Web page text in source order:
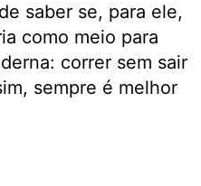
saber se, para ele,
como meio para
correr sem sair
sempre é melhor